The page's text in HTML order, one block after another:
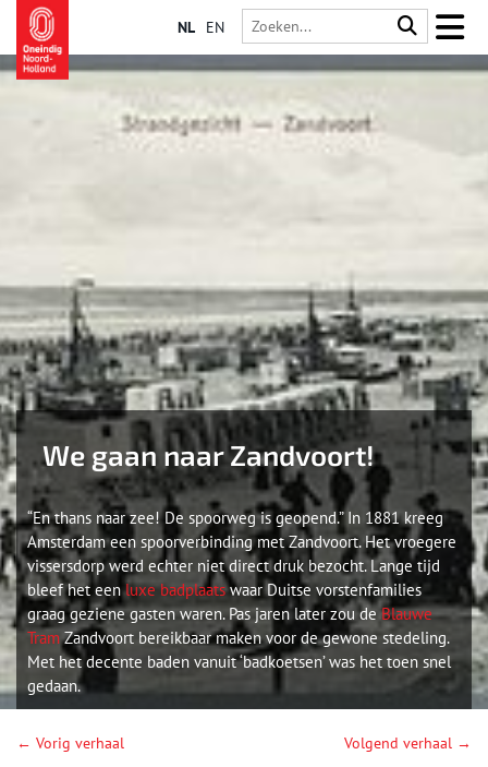
NL EN
We gaan naar Zandvoort!
“En thans naar zee! De spoorweg is geopend.” In 1881 kreeg
Amsterdam een spoorverbinding met Zandvoort. Het vroegere
vissersdorp werd echter niet direct druk bezocht. Lange tijd
bleef het eenluxe badplaatswaar Duitse vorstenfamilies
graag geziene gasten waren. Pas jaren later zou de Blauwe
TramZandvoort bereikbaar maken voor de gewone stedeling.
Met het decente baden vanuit ‘badkoetsen’ was het toen snel
gedaan.
← Vorig verhaal Volgend verhaal →